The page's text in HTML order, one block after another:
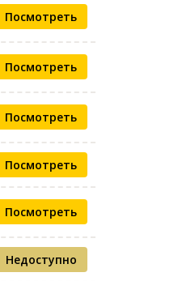
Посмотреть
Посмотреть
Посмотреть
Посмотреть
Посмотреть
Недоступно